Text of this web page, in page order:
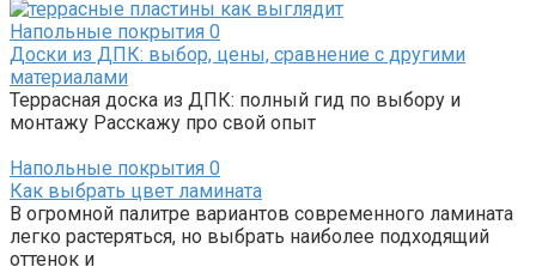
Напольные покрытия 0
Доски из ДПК: выбор, цены, сравнение с другими
материалами
Террасная доска из ДПК: полный гид по выбору и
монтажу Расскажу про свой опыт
Напольные покрытия 0
Как выбрать цвет ламината
В огромной палитре вариантов современного ламината
легко растеряться, но выбрать наиболее подходящий
оттенок и